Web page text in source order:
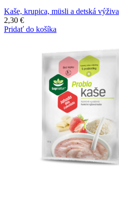
Kaše, krupica, müsli a detská výživa
2,30 €
Pridať do košíka